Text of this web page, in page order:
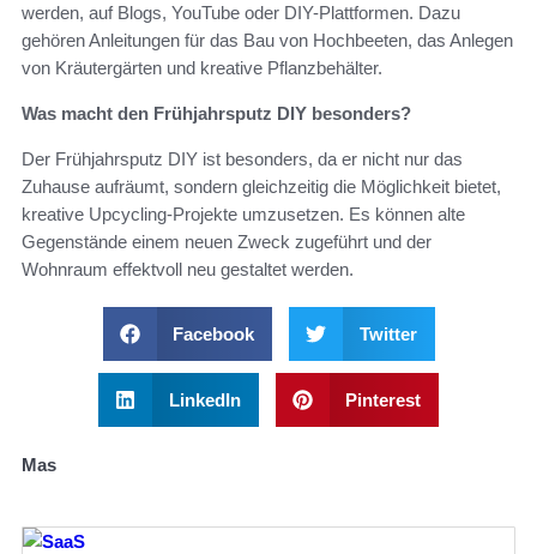
werden, auf Blogs, YouTube oder DIY-Plattformen. Dazu
gehören Anleitungen für das Bau von Hochbeeten, das Anlegen
von Kräutergärten und kreative Pflanzbehälter.
Was macht den Frühjahrsputz DIY besonders?
Der Frühjahrsputz DIY ist besonders, da er nicht nur das
Zuhause aufräumt, sondern gleichzeitig die Möglichkeit bietet,
kreative Upcycling-Projekte umzusetzen. Es können alte
Gegenstände einem neuen Zweck zugeführt und der
Wohnraum effektvoll neu gestaltet werden.
Facebook Twitter
LinkedIn Pinterest
Mas